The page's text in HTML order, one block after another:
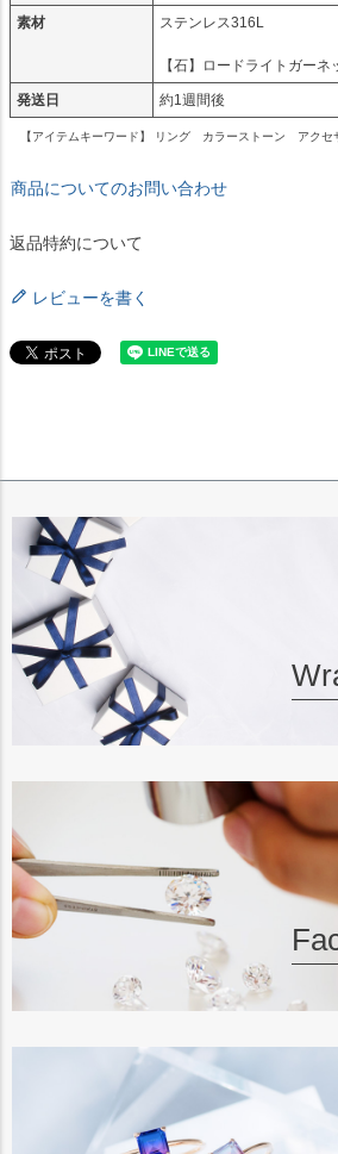
素材 ステンレス316L
【石】ロードライトガーネ
発送日 約1週間後
【アイテムキーワード】 リング カラーストーン アク
商品についてのお問い合わせ
返品特約について
レビューを書く